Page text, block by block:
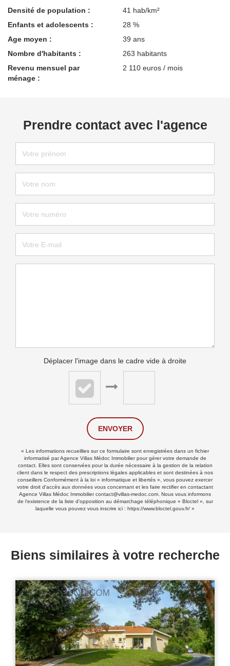
Densité de population :
41 hab/km²
Enfants et adolescents :
28 %
Age moyen :
39 ans
Nombre d'habitants :
263 habitants
Revenu mensuel par
ménage :
2 110 euros / mois
Prendre contact avec l'agence
Déplacer l'image dans le cadre vide à droite
ENVOYER
« Les informations recueillies sur ce formulaire sont enregistrées dans un fichier
informatisé par Agence Villas Médoc Immobilier pour gérer votre demande de
contact. Elles sont conservées pour la durée nécessaire à la gestion de la relation
client dans le respect des prescriptions légales applicables et sont destinées à nos
conseillers Conformément à la loi « informatique et libertés », vous pouvez exercer
votre droit d'accès aux données vous concernant et les faire rectifier en contactant
Agence Villas Médoc Immobilier contact@villas-medoc.com. Nous vous informons
de l'existence de la liste d'opposition au démarchage téléphonique « Bloctel », sur
laquelle vous pouvez vous inscrire ici : https://www.bloctel.gouv.fr/ »
Biens similaires à votre recherche